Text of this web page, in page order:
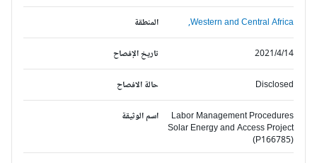
المنطقة Western and Central Africa,
تاريخ الإفصاح 2021/4/14
حالة الافصاح Disclosed
اسم الوثيقة
Labor Management Procedures
Solar Energy and Access Project
(P166785)